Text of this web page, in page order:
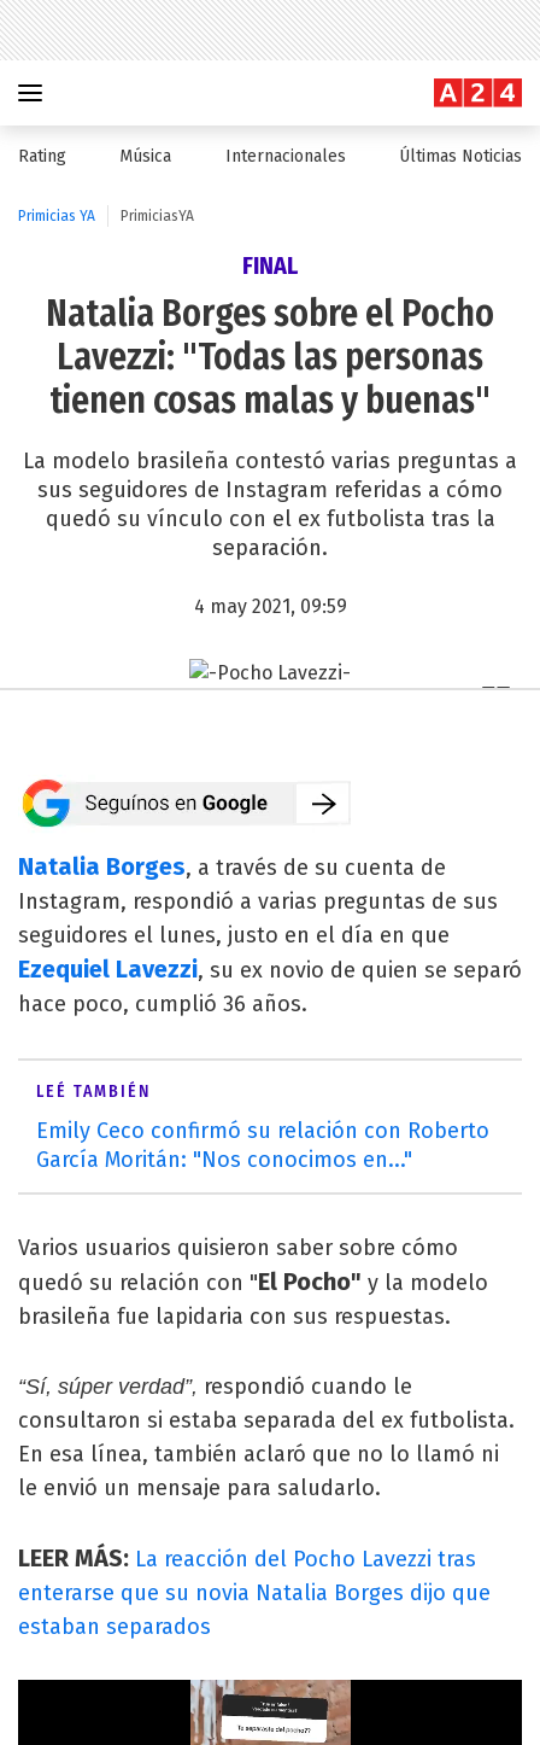
Rating Música Internacionales Últimas Noticias
Primicias YA PrimiciasYA
FINAL
Natalia Borges sobre el Pocho
Lavezzi: "Todas las personas
tienen cosas malas y buenas"
La modelo brasileña contestó varias preguntas a
sus seguidores de Instagram referidas a cómo
quedó su vínculo con el ex futbolista tras la
separación.
4 may 2021, 09:59
Natalia Borges, a través de su cuenta de
Instagram, respondió a varias preguntas de sus
seguidores el lunes, justo en el día en que
Ezequiel Lavezzi, su ex novio de quien se separó
hace poco, cumplió 36 años.
LEÉ TAMBIÉN
Emily Ceco confirmó su relación con Roberto
García Moritán: "Nos conocimos en..."
Varios usuarios quisieron saber sobre cómo
quedó su relación con "El Pocho" y la modelo
brasileña fue lapidaria con sus respuestas.
“Sí, súper verdad”, respondió cuando le
consultaron si estaba separada del ex futbolista.
En esa línea, también aclaró que no lo llamó ni
le envió un mensaje para saludarlo.
LEER MÁS: La reacción del Pocho Lavezzi tras
enterarse que su novia Natalia Borges dijo que
estaban separados